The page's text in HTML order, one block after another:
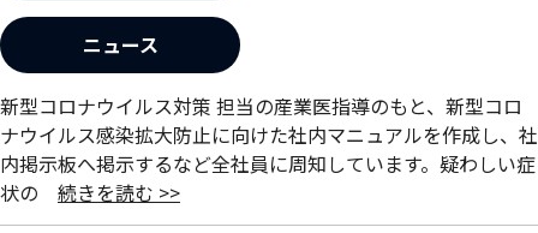
ニュース
新型コロナウイルス対策 担当の産業医指導のもと、新型コロ
ナウイルス感染拡大防止に向けた社内マニュアルを作成し、社
内掲示板へ掲示するなど全社員に周知しています。疑わしい症
状の 続きを読む >>